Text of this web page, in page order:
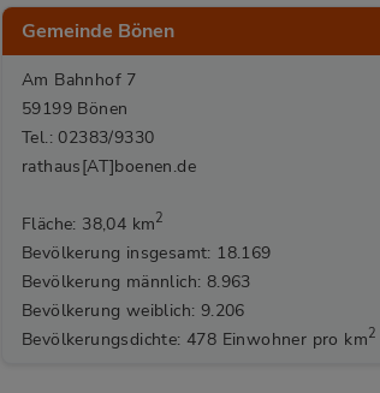
Gemeinde Bönen
Am Bahnhof 7
59199 Bönen
Tel.: 02383/9330
rathaus[AT]boenen.de
Fläche: 38,04 km2
Bevölkerung insgesamt: 18.169
Bevölkerung männlich: 8.963
Bevölkerung weiblich: 9.206
Bevölkerungsdichte: 478 Einwohner pro km2